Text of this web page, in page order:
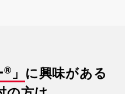
チングをスタート。
ステージに立てるよう伴走する
® 」 に興味がある